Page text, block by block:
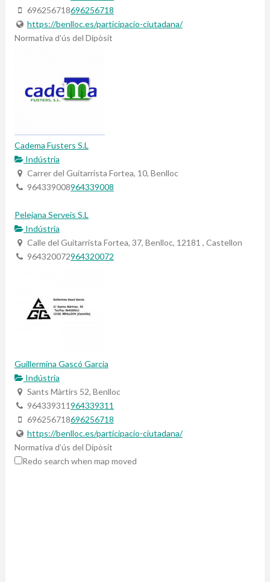
696256718696256718
https://benlloc.es/participacio-ciutadana/
Normativa d’ús del Dipòsit
Cadema Fusters S.L
Indústria
Carrer del Guitarrista Fortea, 10, Benlloc
964339008964339008
Pelejana Serveis S.L
Indústria
Calle del Guitarrista Fortea, 37, Benlloc, 12181 , Castellon
964320072964320072
Guillermina Gascó Garcia
Indústria
Sants Màrtirs 52, Benlloc
964339311964339311
696256718696256718
https://benlloc.es/participacio-ciutadana/
Normativa d’ús del Dipòsit
Redo search when map moved